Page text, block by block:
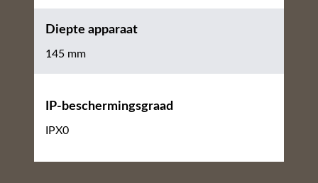
Diepte apparaat
145 mm
IP-beschermingsgraad
IPX0